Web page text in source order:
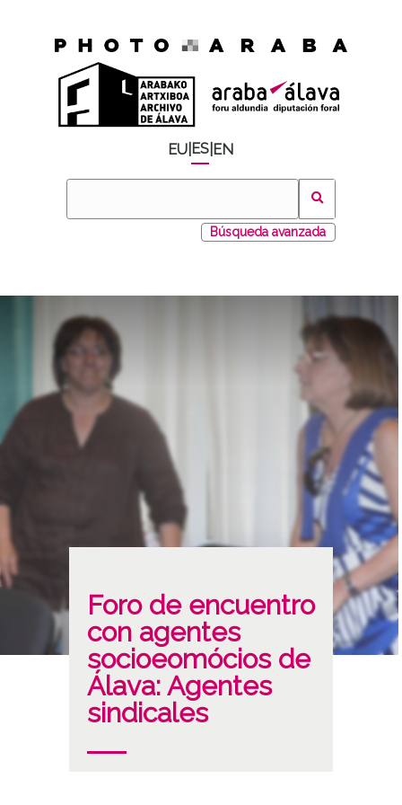
EU ES EN
Búsqueda avanzada
Foro de encuentro
con agentes
socioeomócios de
Álava: Agentes
sindicales